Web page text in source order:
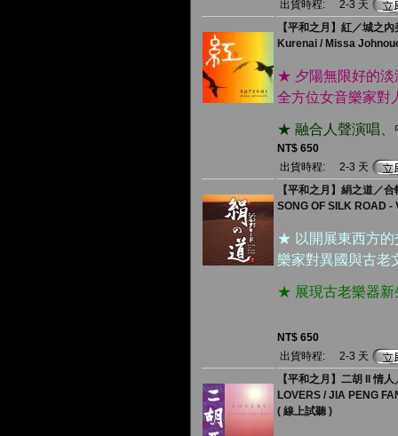
出貨時程:
2-3 天
【平和之月】紅／城之內
Kurenai / Missa
★ 夕陽無限好的淡
全方位女音樂家對
★ 融合人聲演唱、
NT$ 650
出貨時程:
2-3 天
【平和之月】絹之道／合
SONG OF SILK ROAD
★ 以開展東西方的
樂家對異國與古老
★ 展現古老樂器新
NT$ 650
出貨時程:
2-3 天
【平和之月】二胡 II 情
LOVERS / JIA PENG
( 線上試聽 )